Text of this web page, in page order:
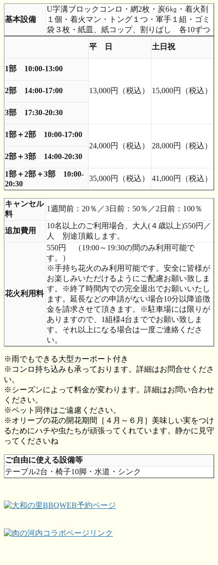
基本設備
U字溝ブロックコンロ・網2枚・炭6㎏・着火剤
１個・着火マン・トング１つ・軍手１組・ゴミ
袋３枚・紙皿、紙コップ、割りばし 各10ずつ
平 日 土日祝
1部 10:00-13:00
13,000円（税込） 15,000円（税込）
2部 14:00-17:00
3部 17:30-20:30
1部＋2部 10:00-17:00
24,000円（税込）
28,000円（税込）
2部＋3部 14:00-20:30
1部＋2部＋3部 10:00-
20:30
35,000円（税込） 41,000円（税込）
キャンセル
料
1週間前：20％／3日前：50％／2日前：100％
追加費用
10名以上のご利用場合、大人(４歳以上)550円／
人 別途頂戴します。
花火利用料
550円 （19:00～19:30の間のみ利用可能で
す。）
※手持ち花火のみ利用可能です。安全に皆様が
お楽しみいただけるようにご配慮お願い致しま
す。※終了時間内での完全退出でお願いいたし
ます。延長などの申請がない場合10分以降追徴
金を請求させて頂きます。※駐車場には限りが
ありますので、1組様4台まででお願い致しま
す。それ以上になる場合は一度ご連絡くださ
い。
※雨でもできる大型カーポート付き
※コンロ持ち込みも承っております。詳細はお問合せくださ
い。
※シーズンによって料金が変わります。詳細はお問い合わせ
ください。
※ペット同伴はご遠慮ください。
※オリーブの花の開花期間［４月～６月］美味しい実をつけ
るためにハチや虫たちが頑張ってくれています。静かに見守
ってくださいね
ご自由に使える設備等
テーブル2台・椅子10脚・水道・シンク